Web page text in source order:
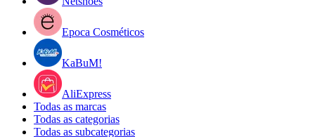
Epoca Cosméticos
KaBuM!
AliExpress
Todas as marcas
Todas as categorias
Todas as subcategorias